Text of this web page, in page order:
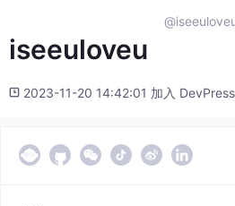
iseeuloveu
2023-11-20 14:42:01 加入 DevPress